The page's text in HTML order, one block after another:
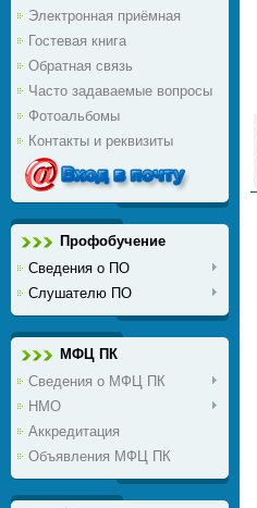
Электронная приёмная
Гостевая книга
Обратная связь
Часто задаваемые вопросы
Фотоальбомы
Контакты и реквизиты
Профобучение
Сведения о ПО
Слушателю ПО
МФЦ ПК
Сведения о МФЦ ПК
НМО
Аккредитация
Объявления МФЦ ПК